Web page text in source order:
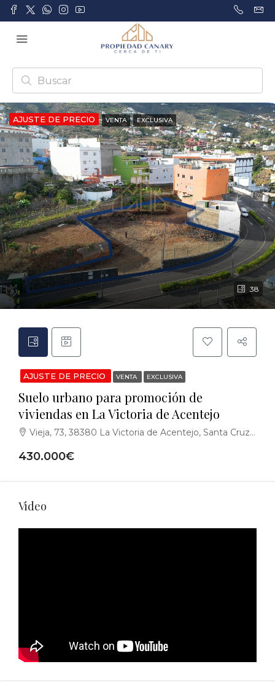
38
AJUSTE DE PRECIO VENTA EXCLUSIVA
AJUSTE DE PRECIO VENTA EXCLUSIVA
Suelo urbano para promoción de
viviendas en La Victoria de Acentejo
Vieja, 73, 38380 La Victoria de Acentejo, Santa Cruz de Tenerife, España
430.000€
Video